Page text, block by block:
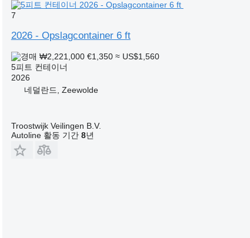
7
2026 - Opslagcontainer 6 ft
₩2,221,000 €1,350 ≈ US$1,560
5피트 컨테이너
2026
네덜란드, Zeewolde
Troostwijk Veilingen B.V.
Autoline 활동 기간 8년